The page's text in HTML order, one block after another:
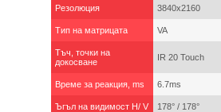
Резолюция 3840x2160
Тип на матрицата VA
Тъч, точки на
докосване
IR 20 Touch
Време за реакция, ms 6.7ms
Ъгъл на видимост H/ V 178° / 178°